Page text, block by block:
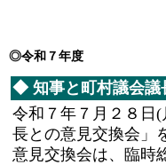
◎令和７年度
◆ 知事と町村議会
令和７年７月２８日
長との意見交換会」
意見交換会は、臨時